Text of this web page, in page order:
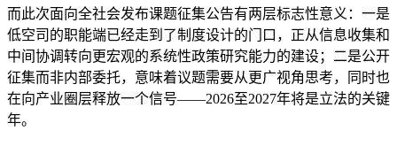
而此次面向全社会发布课题征集公告有两层标志性意义：一是
低空司的职能端已经走到了制度设计的门口，正从信息收集和
中间协调转向更宏观的系统性政策研究能力的建设；二是公开
征集而非内部委托，意味着议题需要从更广视角思考，同时也
在向产业圈层释放一个信号——2026至2027年将是立法的关键
年。